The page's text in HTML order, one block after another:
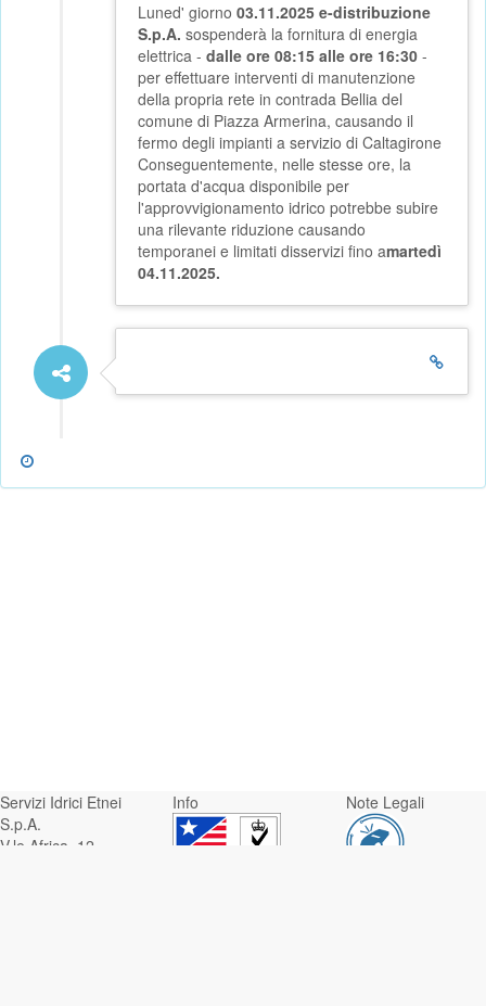
Luned' giorno 03.11.2025 e-distribuzione
S.p.A. sospenderà la fornitura di energia
elettrica - dalle ore 08:15 alle ore 16:30 -
per effettuare interventi di manutenzione
della propria rete in contrada Bellia del
comune di Piazza Armerina, causando il
fermo degli impianti a servizio di Caltagirone
Conseguentemente, nelle stesse ore, la
portata d'acqua disponibile per
l'approvvigionamento idrico potrebbe subire
una rilevante riduzione causando
temporanei e limitati disservizi fino amartedì
04.11.2025.
Servizi Idrici Etnei
S.p.A.
V.le Africa, 12 -
Info Note Legali